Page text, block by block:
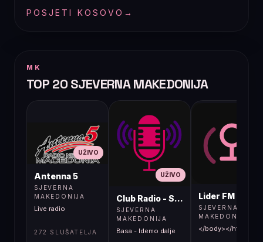
POSJETI KOSOVO →
MK
TOP 20 SJEVERNA MAKEDONIJA
UŽIVO
Antenna 5
SJEVERNA
MAKEDONIJA
Live radio
272 SLUŠATELJA
UŽIVO
Club Radio - Skopje, Mcedonia
SJEVERNA
MAKEDONIJA
Basa - Idemo dalje
Lider FM 107,4
SJEVERNA
MAKEDONIJA
</body></html>